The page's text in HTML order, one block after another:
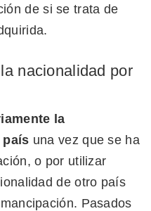
de si se trata de
nacionalidad por
la
país una vez que se ha
o por utilizar
de otro país
Pasados